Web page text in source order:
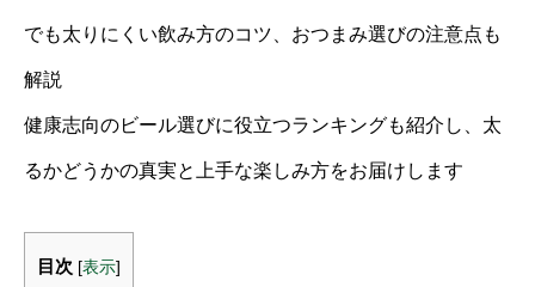
でも太りにくい飲み方のコツ、おつまみ選びの注意点も
解説
健康志向のビール選びに役立つランキングも紹介し、太
るかどうかの真実と上手な楽しみ方をお届けします
目次 [表示]